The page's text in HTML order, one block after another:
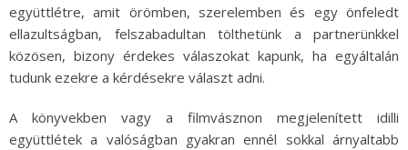
együttlétre, amit örömben, szerelemben és egy önfeledt
ellazultságban, felszabadultan tölthetünk a partnerünkkel
közösen, bizony érdekes válaszokat kapunk, ha egyáltalán
tudunk ezekre a kérdésekre választ adni.
A könyvekben vagy a filmvásznon megjelenített idilli
együttlétek a valóságban gyakran ennél sokkal árnyaltabb